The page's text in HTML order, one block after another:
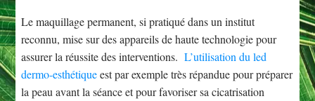
Le maquillage permanent, si pratiqué dans un institut
reconnu, mise sur des appareils de haute technologie pour
assurer la réussite des interventions.L’utilisation du led
dermo-esthétiqueest par exemple très répandue pour préparer
la peau avant la séance et pour favoriser sa cicatrisation